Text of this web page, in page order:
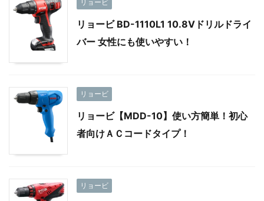
リョービ
リョービ BD-1110L1 10.8Vドリルドライ
バー 女性にも使いやすい！
リョービ
リョービ【MDD-10】使い方簡単！初心
者向けＡＣコードタイプ！
リョービ